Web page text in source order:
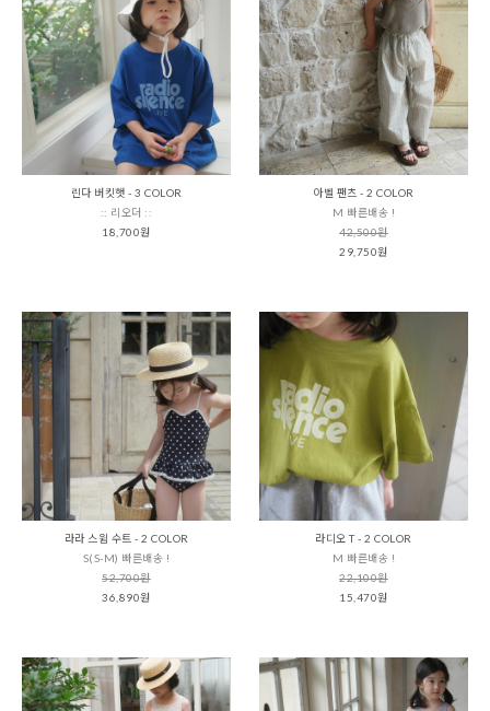
린다 버킷햇 - 3 COLOR
:: 리오더 ::
18,700원
아벨 팬츠 - 2 COLOR
M 빠른배송 !
42,500원
29,750원
라라 스윔 수트 - 2 COLOR
S(S-M) 빠른배송 !
52,700원
36,890원
라디오 T - 2 COLOR
M 빠른배송 !
22,100원
15,470원